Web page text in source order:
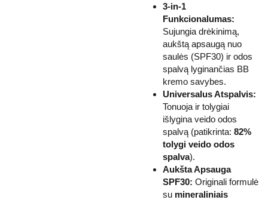
3-in-1
Funkcionalumas:
Sujungia drėkinimą,
aukštą apsaugą nuo
saulės (SPF30) ir odos
spalvą lyginančias BB
kremo savybes.
Universalus Atspalvis:
Tonuoja ir tolygiai
išlygina veido odos
spalvą (patikrinta: 82%
tolygi veido odos
spalva).
Aukšta Apsauga
SPF30: Originali formulė
su mineraliniais